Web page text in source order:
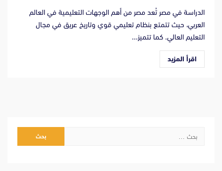
الدراسة في مصر تُعد مصر من أهم الوجهات التعليمية في العالم
العربي، حيث تتمتع بنظام تعليمي قوي وتاريخ عريق في مجال
التعليم العالي. كما تتميز...
اقرأ المزيد
البحث